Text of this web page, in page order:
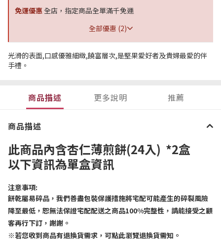
免運優惠全店，指定商品全單滿千免運
全部優惠 (2)
光滑的表面,口感優雅細緻,饒富層次,是堅果愛好者及貴婦最愛的伴
手禮。
商品描述 更多說明 推薦
商品描述
此商品內含杏仁薄煎餅(24入) *2盒
以下資訊為單盒資訊
注意事項:
餅乾屬易碎品，我們善盡包裝保護措施將宅配可能產生的碎裂風險
降至最低，恕無法保證宅配配送之商品100%完整性，請能接受之顧
客再行下訂，謝謝。
※若您收到商品有退換貨需求，可點此瀏覽退換貨需知。